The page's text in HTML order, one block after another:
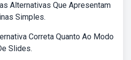
Alternativas Que Apresentam
Simples.
Correta Quanto Ao Modo
Slides.